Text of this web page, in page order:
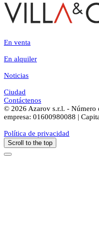
En venta
En alquiler
Noticias
Ciudad
Contáctenos
© 2026 Azarov s.r.l. - Número
empresa: 01600980088 |
Política de privacidad
Scroll to the top